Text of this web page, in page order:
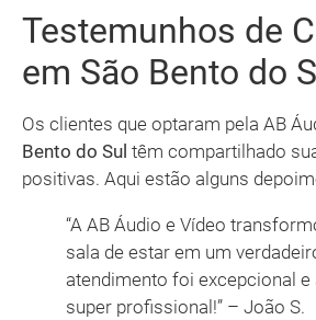
Testemunhos de
em São Bento do
Os clientes que optaram pela AB
Bento do Sul têm compartilhado
positivas. Aqui estão alguns
“A AB Áudio e Vídeo
sala de estar em um
atendimento foi excepcional e
super profissional!” – João S.